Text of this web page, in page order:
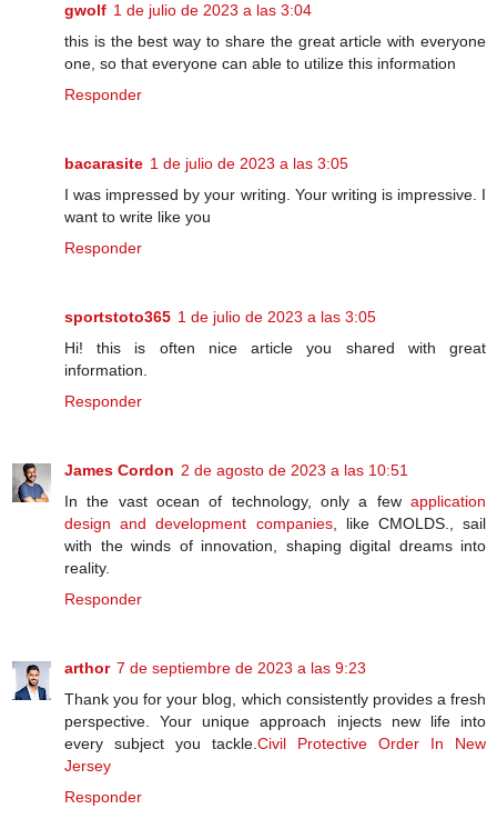
gwolf 1 de julio de 2023 a las 3:04
this is the best way to share the great article with everyone
one, so that everyone can able to utilize this information
Responder
bacarasite 1 de julio de 2023 a las 3:05
I was impressed by your writing. Your writing is impressive. I
want to write like you
Responder
sportstoto365 1 de julio de 2023 a las 3:05
Hi! this is often nice article you shared with great
information.
Responder
James Cordon 2 de agosto de 2023 a las 10:51
In the vast ocean of technology, only a few application
design and development companies, like CMOLDS., sail
with the winds of innovation, shaping digital dreams into
reality.
Responder
arthor 7 de septiembre de 2023 a las 9:23
Thank you for your blog, which consistently provides a fresh
perspective. Your unique approach injects new life into
every subject you tackle. Civil Protective Order In New
Jersey
Responder